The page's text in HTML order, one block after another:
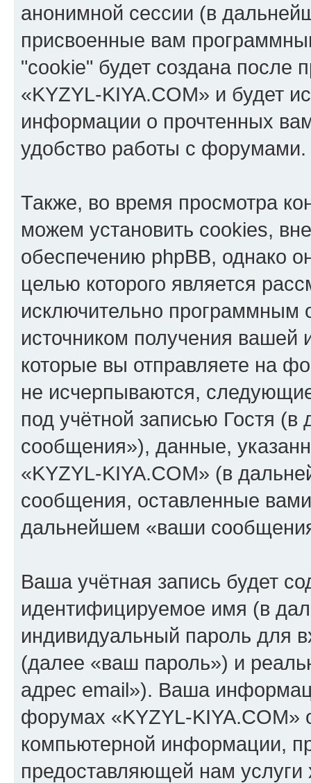
анонимной сессии (в
присвоенные вам
"cookie" будет создана после
«KYZYL-KIYA.COM» и будет
информации о прочтенных
удобство работы с форумами.
Также, во время просмотра
можем установить cookies,
обеспечению phpBB, однако
целью которого является
исключительно программным
источником получения
которые вы отправляете на
не исчерпываются,
под учётной записью Гостя
сообщения»), данные,
«KYZYL-KIYA.COM» (в
сообщения, оставленные
дальнейшем «ваши
Ваша учётная запись будет
идентифицируемое имя (в
индивидуальный пароль для
(далее «ваш пароль») и
адрес email»). Ваша
форумах «KYZYL-KIYA.COM»
компьютерной информации,
предоставляющей нам